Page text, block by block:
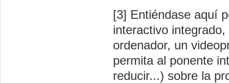
[3] Entiéndase aquí
interactivo
ordenador, un
permita al ponente
reducir...) sobre la